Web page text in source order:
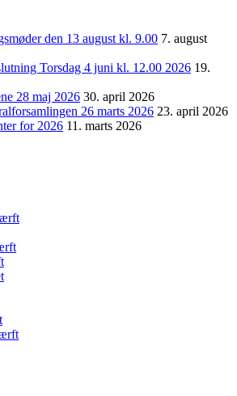
den 13 august kl. 9.00 7. august
Torsdag 4 juni kl. 12.00 2026 19.
28 maj 2026 30. april 2026
26 marts 2026 23. april 2026
for 2026 11. marts 2026